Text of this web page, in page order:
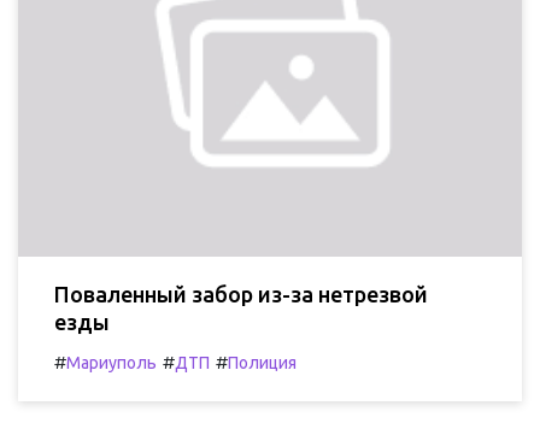
Поваленный забор из-за нетрезвой
езды
#Мариуполь #ДТП #Полиция